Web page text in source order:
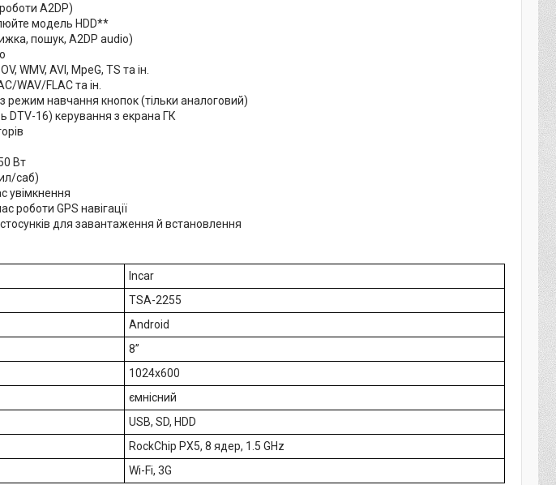
A2DP)
модель HDD**
пошук, A2DP audio)
WMV, AVI, MpeG, TS та ін.
WAV/FLAC та ін.
навчання кнопок (тільки аналоговий)
16) керування з екрана ГК
Вт
саб)
увімкнення
роботи GPS навігації
для завантаження й встановлення
Incar
TSA-2255
Android
8”
1024x600
ємнісний
USB, SD, HDD
RockChip PX5, 8 ядер, 1.5 GHz
Wi-Fi, 3G